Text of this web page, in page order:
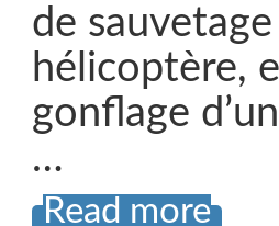
de
hélicoptère,
gonflage
…
Read more